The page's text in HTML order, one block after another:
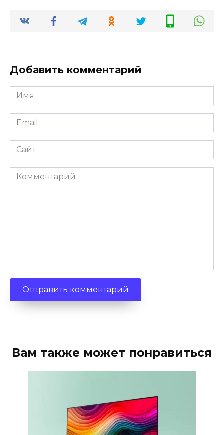
Добавить комментарий
Имя
Email
Сайт
Комментарий
Вам также может понравиться